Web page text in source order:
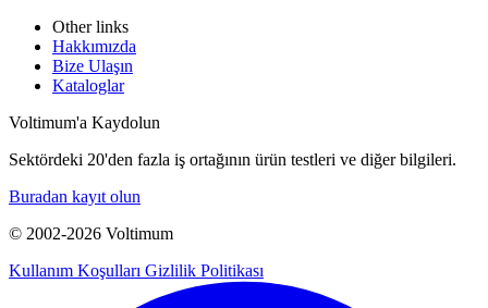
Other links
Hakkımızda
Bize Ulaşın
Kataloglar
Voltimum'a Kaydolun
Sektördeki 20'den fazla iş ortağının ürün testleri ve diğer bilgileri.
Buradan kayıt olun
© 2002-2026 Voltimum
Kullanım Koşulları Gizlilik Politikası